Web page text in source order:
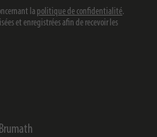
lapolitique de confidentialité.
et enregistrées afin de recevoir les